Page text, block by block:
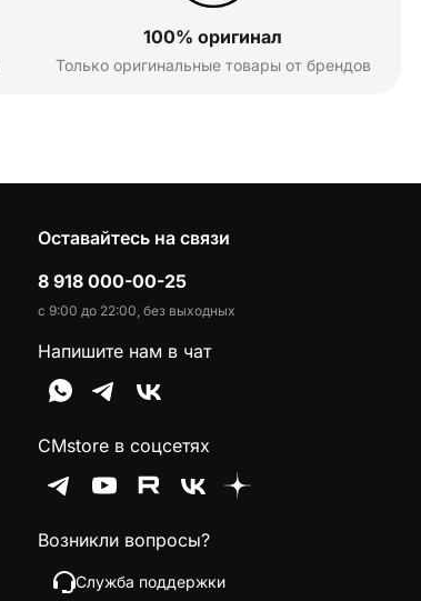
100% оригинал
Только оригинальные товары от брендов
Оставайтесь на связи
8 918 000-00-25
с 9:00 до 22:00, без выходных
Напишите нам в чат
CMstore в соцсетях
Возникли вопросы?
Служба поддержки